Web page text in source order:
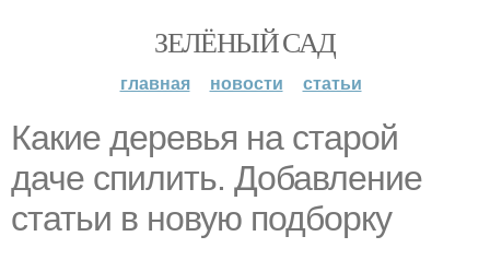
ЗЕЛЁНЫЙ САД
главная новости статьи
Какие деревья на старой
даче спилить. Добавление
статьи в новую подборку